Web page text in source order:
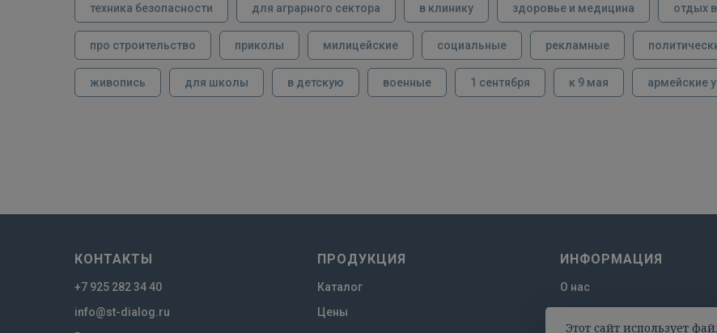
Этот сайт использует
техника безопасности для аграрного сектора в клинику здоровье и медицина отдых
про строительство приколы милицейские социальные рекламные
живопись для школы в детскую военные 1 сентября к 9 мая армейские
КОНТАКТЫ
+7 925 282 34 40
info@st-dialog.ru
ПРОДУКЦИЯ
Каталог
Цены
ИНФОРМАЦИЯ
О нас